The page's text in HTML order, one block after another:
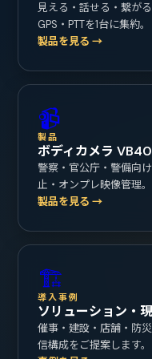
見える・話せる・繋が
GPS・PTTを1台に集約。
製品を見る →
📹
製品
ボディカメラ
警察・官公庁・警備向
止・オンプレ映像管理。
製品を見る →
🏗️
導入事例
ソリューション・
催事・建設・店舗・防
信構成をご提案します。